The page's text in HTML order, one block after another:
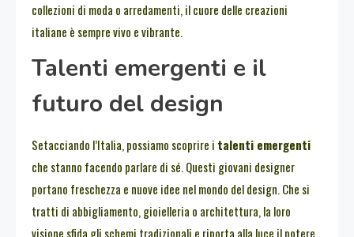
collezioni di moda o arredamenti, il cuore delle creazioni
italiane è sempre vivo e vibrante.
Talenti emergenti e il
futuro del design
Setacciando l’Italia, possiamo scoprire i talenti emergenti
che stanno facendo parlare di sé. Questi giovani designer
portano freschezza e nuove idee nel mondo del design. Che si
tratti di abbigliamento, gioielleria o architettura, la loro
visione sfida gli schemi tradizionali e riporta alla luce il potere